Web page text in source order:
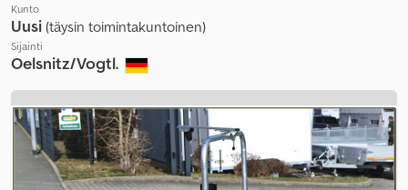
Kunto
Uusi (täysin toimintakuntoinen)
Sijainti
Oelsnitz/Vogtl.